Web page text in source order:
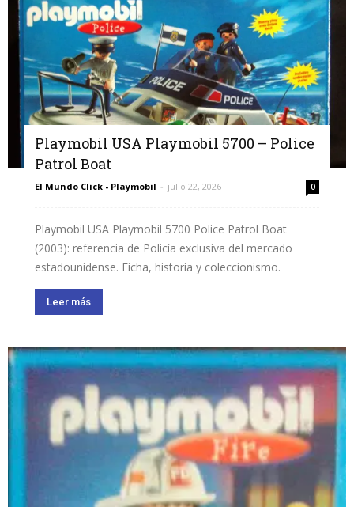
Playmobil USA Playmobil 5700 – Police
Patrol Boat
El Mundo Click - Playmobil - julio 22, 2026 0
Playmobil USA Playmobil 5700 Police Patrol Boat
(2003): referencia de Policía exclusiva del mercado
estadounidense. Ficha, historia y coleccionismo.
Leer más